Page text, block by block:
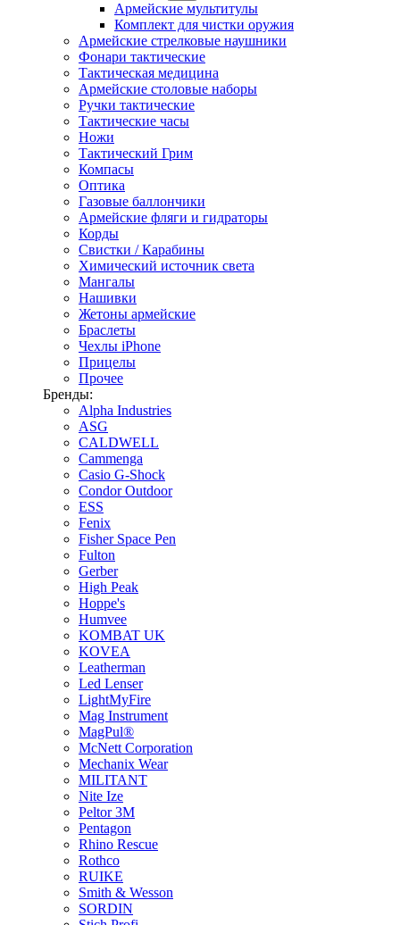
Армейские мультитулы
Комплект для чистки оружия
Армейские стрелковые наушники
Фонари тактические
Тактическая медицина
Армейские столовые наборы
Ручки тактические
Тактические часы
Ножи
Тактический Грим
Компасы
Оптика
Газовые баллончики
Армейские фляги и гидраторы
Корды
Свистки / Карабины
Химический источник света
Мангалы
Нашивки
Жетоны армейские
Браслеты
Чехлы iPhone
Прицелы
Прочее
Бренды:
Alpha Industries
ASG
CALDWELL
Cammenga
Casio G-Shock
Condor Outdoor
ESS
Fenix
Fisher Space Pen
Fulton
Gerber
High Peak
Hoppe's
Humvee
KOMBAT UK
KOVEA
Leatherman
Led Lenser
LightMyFire
Mag Instrument
MagPul®
McNett Corporation
Mechanix Wear
MILITANT
Nite Ize
Peltor 3M
Pentagon
Rhino Rescue
Rothco
RUIKE
Smith & Wesson
SORDIN